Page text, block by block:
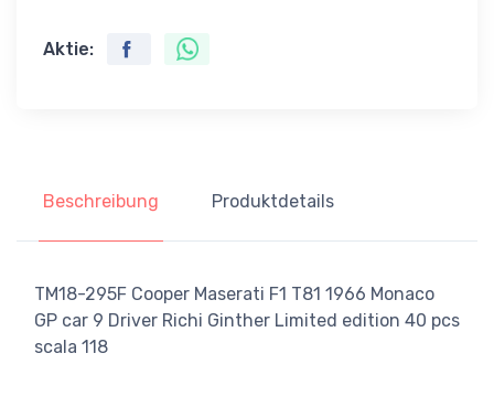
Aktie:
Beschreibung Produktdetails
TM18-295F Cooper Maserati F1 T81 1966 Monaco
GP car 9 Driver Richi Ginther Limited edition 40 pcs
scala 118